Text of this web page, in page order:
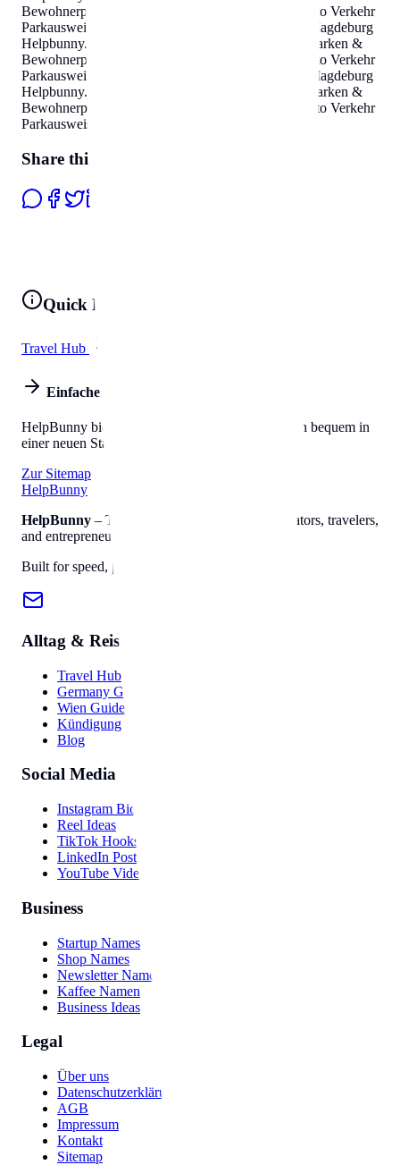
Bewohnerparken in Magdeburg
Auto Verkehr
Parkausweis Zonen
Parken & Bewohnerparken in Magdeburg
Helpbunny.com
Parken &
Bewohnerparken in Magdeburg
Auto Verkehr
Parkausweis Zonen
Parken & Bewohnerparken in Magdeburg
Helpbunny.com
Parken &
Bewohnerparken in Magdeburg
Auto Verkehr
Parkausweis Zonen
Share this page
Quick Links
Travel Hub
Einfaches Leben
HelpBunny bietet alles, was Sie brauchen, um sich bequem in
einer neuen Stadt einzuleben.
Zur Sitemap
HelpBunny
HelpBunny – The ultimate digital toolkit for creators, travelers,
and entrepreneurs.
Built for speed, privacy, and ease of use.
Alltag & Reise
Travel Hub
Germany Guide
Wien Guide
Kündigung
Blog
Social Media
Instagram Bio
Reel Ideas
TikTok Hooks
LinkedIn Post
YouTube Video
Business
Startup Names
Shop Names
Newsletter Names
Kaffee Namen
Business Ideas
Legal
Über uns
Datenschutzerklärung
AGB
Impressum
Kontakt
Sitemap